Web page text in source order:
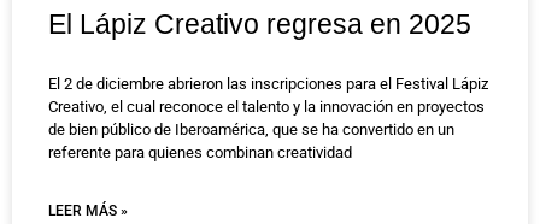
El Lápiz Creativo regresa en 2025
El 2 de diciembre abrieron las inscripciones para el Festival Lápiz
Creativo, el cual reconoce el talento y la innovación en proyectos
de bien público de Iberoamérica, que se ha convertido en un
referente para quienes combinan creatividad
LEER MÁS »